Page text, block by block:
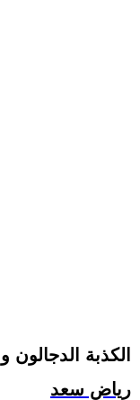
الكذبة
رياض سعد